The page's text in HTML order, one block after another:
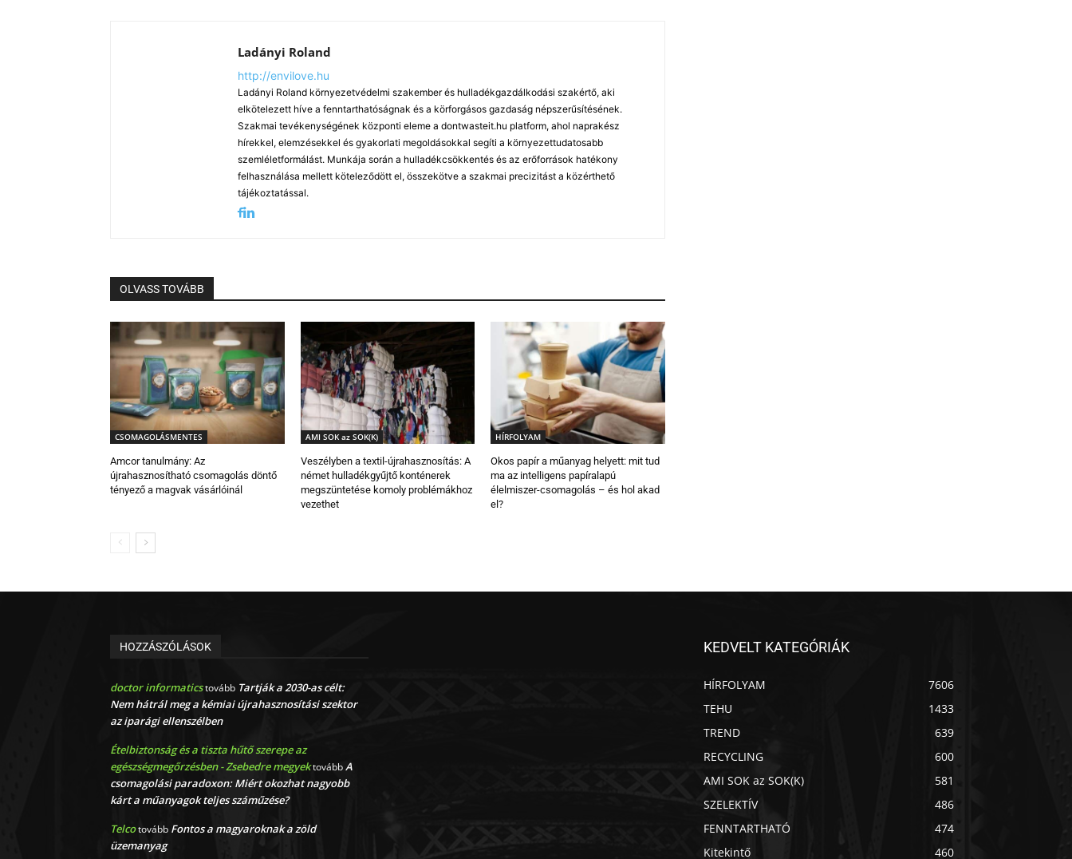
Ladányi Roland
http://envilove.hu
Ladányi Roland környezetvédelmi szakember és hulladékgazdálkodási szakértő, aki
elkötelezett híve a fenntarthatóságnak és a körforgásos gazdaság népszerűsítésének.
Szakmai tevékenységének központi eleme a dontwasteit.hu platform, ahol naprakész
hírekkel, elemzésekkel és gyakorlati megoldásokkal segíti a környezettudatosabb
szemléletformálást. Munkája során a hulladékcsökkentés és az erőforrások hatékony
felhasználása mellett köteleződött el, összekötve a szakmai precizitást a közérthető
tájékoztatással.
OLVASS TOVÁBB
CSOMAGOLÁSMENTES
Amcor tanulmány: Az
újrahasznosítható csomagolás döntő
tényező a magvak vásárlóinál
AMI SOK az SOK(K)
Veszélyben a textil-újrahasznosítás: A
német hulladékgyűjtő konténerek
megszüntetése komoly problémákhoz
vezethet
HÍRFOLYAM
Okos papír a műanyag helyett: mit tud
ma az intelligens papíralapú
élelmiszer-csomagolás – és hol akad
el?
HOZZÁSZÓLÁSOK
doctor informaticstovább Tartják a 2030-as célt:
Nem hátrál meg a kémiai újrahasznosítási szektor
az iparági ellenszélben
Ételbiztonság és a tiszta hűtő szerepe az
egészségmegőrzésben - Zsebedre megyektovábbA
csomagolási paradoxon: Miért okozhat nagyobb
kárt a műanyagok teljes száműzése?
Telcotovább Fontos a magyaroknak a zöld
üzemanyag
KEDVELT KATEGÓRIÁK
HÍRFOLYAM
7606
TEHU
1433
TREND
639
RECYCLING
600
AMI SOK az SOK(K)
581
SZELEKTÍV
486
FENNTARTHATÓ
474
Kitekintő
460
Mr wAIste